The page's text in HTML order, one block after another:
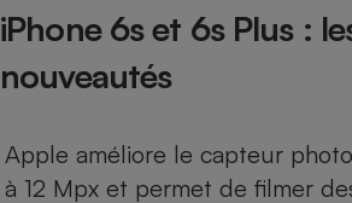
iPhone 6s et 6s Plus :
nouveautés
Apple améliore le capteur
à 12 Mpx et permet de filmer